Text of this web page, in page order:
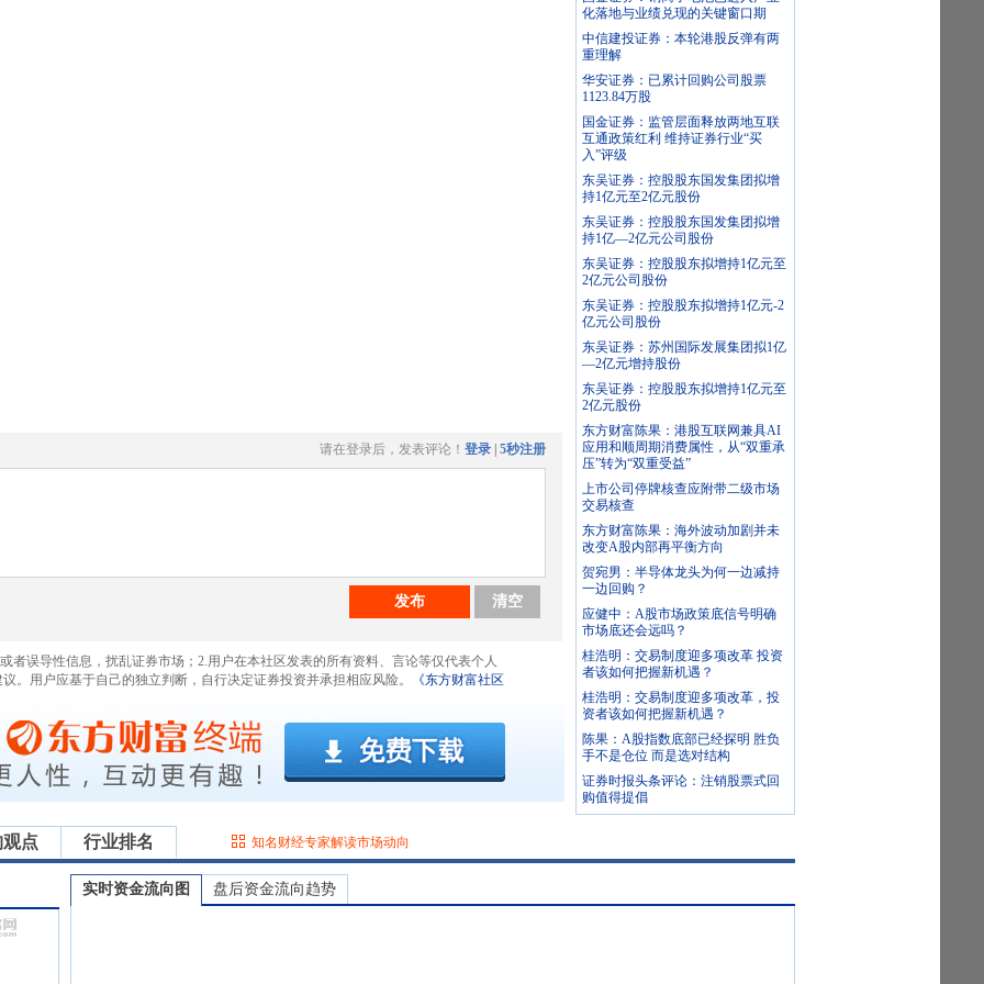
请在登录后，发表评论！ 登录 5秒注册
发布 清空
者误导性信息，扰乱证券市场；2.用户在本社区发表的所有资料、言论等仅代表个人
。用户应基于自己的独立判断，自行决定证券投资并承担相应风险。
《东方财富社区
化落地与业绩兑现的关键窗口期
中信建投证券：本轮港股反弹有两
重理解
华安证券：已累计回购公司股票
1123.84万股
国金证券：监管层面释放两地互联
互通政策红利 维持证券行业“买
入”评级
东吴证券：控股股东国发集团拟增
持1亿元至2亿元股份
东吴证券：控股股东国发集团拟增
持1亿—2亿元公司股份
东吴证券：控股股东拟增持1亿元至
2亿元公司股份
东吴证券：控股股东拟增持1亿元-2
亿元公司股份
东吴证券：苏州国际发展集团拟1亿
—2亿元增持股份
东吴证券：控股股东拟增持1亿元至
2亿元股份
东方财富陈果：港股互联网兼具AI
应用和顺周期消费属性，从“双重承
压”转为“双重受益”
上市公司停牌核查应附带二级市场
交易核查
东方财富陈果：海外波动加剧并未
改变A股内部再平衡方向
贺宛男：半导体龙头为何一边减持
一边回购？
应健中：A股市场政策底信号明确
市场底还会远吗？
桂浩明：交易制度迎多项改革 投资
者该如何把握新机遇？
桂浩明：交易制度迎多项改革，投
资者该如何把握新机遇？
陈果：A股指数底部已经探明 胜负
手不是仓位 而是选对结构
证券时报头条评论：注销股票式回
购值得提倡
点 行业排名 知名财经专家解读市场动向
实时资金流向图 盘后资金流向趋势